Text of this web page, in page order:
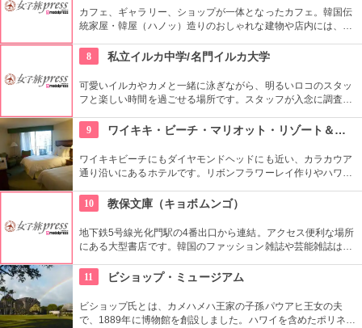
カフェ、ギャラリー、ショップが一体となったカフェ。韓国伝
統家屋・韓屋（ハノッ）造りのおしゃれな建物や店内には、ま
び、優雅な気分でお茶を味わえます。ギャラリーは入場無料な
ので、カフェでお茶を飲まない人も観覧できます。
8 私立イルカ中学/名門イルカ大学
可愛いイルカやカメと一緒に泳ぎながら、明るいロコのスタッ
フと楽しい時間を過ごせる場所です。スタッフが入念に調査す
やフラなどの“授業”もあります。“卒業”時の達成感は一緒の思い
出になりそうですね。
9 ワイキキ・ビーチ・マリオット・リゾート＆スパ
ワイキキビーチにもダイヤモンドヘッドにも近い、カラカウア
通り沿いにあるホテルです。リボンフラワーレイ作りやハワイ
ワイアンキルトの巨匠が作ったキルト型も買うことができま
す。
10 教保文庫（キョボムンゴ）
地下鉄5号線光化門駅の4番出口から連結。アクセス便利な場所
にある大型書店です。韓国のファッション雑誌や芸能雑誌はも
に韓国語を学びたい人もここに寄ってみては。
11 ビショップ・ミュージアム
ビショップ氏とは、カメハメハ王家の子孫パウアヒ王女の夫
で、1889年に博物館を創設しました。ハワイを含めたポリネシ